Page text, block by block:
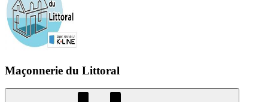
Maçonnerie du Littoral